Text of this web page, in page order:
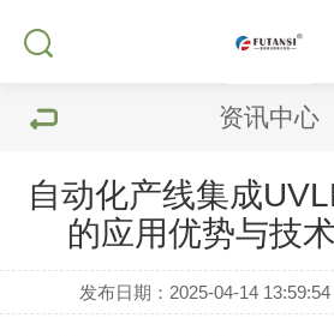
资讯中心
自动化产线集成
的应用优势与技
发布日期：2025-04-14 13:59:54